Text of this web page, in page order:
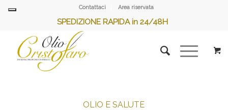
Contattaci Area riservata
SPEDIZIONE RAPIDA in 24/48H
OLIO E SALUTE